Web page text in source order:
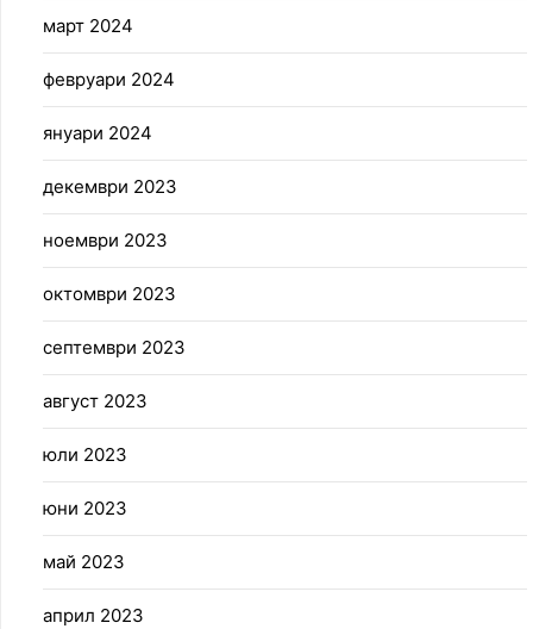
март 2024
февруари 2024
януари 2024
декември 2023
ноември 2023
октомври 2023
септември 2023
август 2023
юли 2023
юни 2023
май 2023
април 2023